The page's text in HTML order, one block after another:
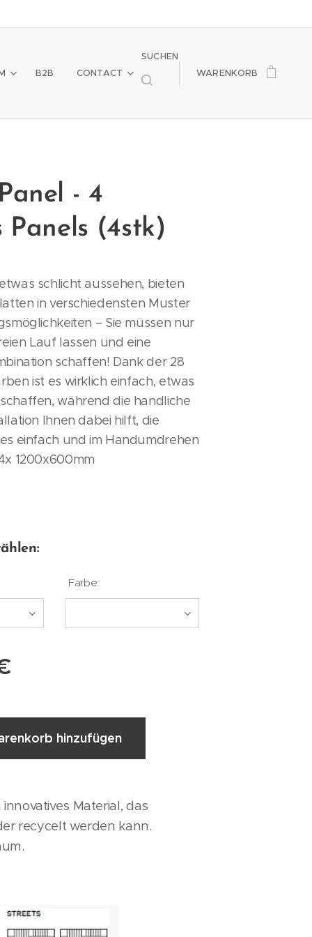
B2B CONTACT
SUCHEN
WARENKORB
- 4
Panels (4stk)
schlicht aussehen, bieten
in verschiedensten Muster
– Sie müssen nur
Lauf lassen und eine
schaffen! Dank der 28
ist es wirklich einfach, etwas
während die handliche
Ihnen dabei hilft, die
einfach und im Handumdrehen
1200x600mm
Farbe:
hinzufügen
Material, das
recycelt werden kann.